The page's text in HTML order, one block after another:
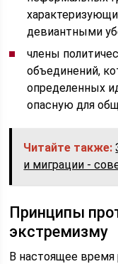
девиантными
члены
объединений,
определенных
опасную для
Читайте также:
и миграции -
Принципы
экстремизму
В настоящее время